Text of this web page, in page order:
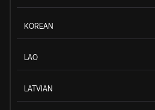
KOREAN
LAO
LATVIAN